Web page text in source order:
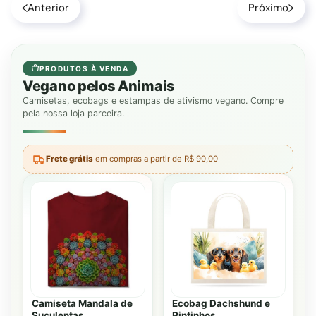
Anterior Próximo
PRODUTOS À VENDA
Vegano pelos Animais
Camisetas, ecobags e estampas de ativismo vegano. Compre
pela nossa loja parceira.
Frete grátis em compras a partir de R$ 90,00
Camiseta Mandala de
Ecobag Dachshund e